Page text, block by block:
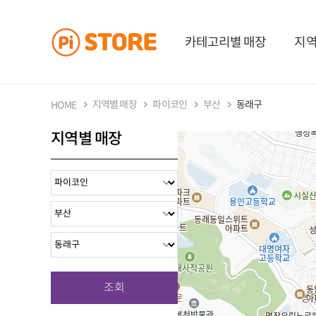
카테고리별 매장 지
HOME 지역별 매장 파이코인 부산 동래구
지역별 매장
조회